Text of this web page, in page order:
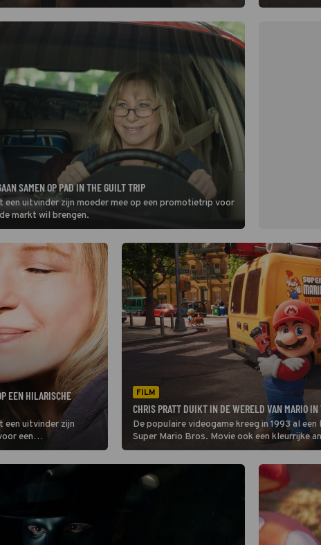
ook een
SAMEN OP PAD IN THE GUILT TRIP
een uitvinder zijn moeder mee op een promotietrip voor
markt wil brengen.
EEN HILARISCHE
een uitvinder zijn
een
wil brengen.
FILM
CHRIS PRATT DUIKT IN DE WERELD VAN MARIO IN
De populaire videogame kreeg in 1993 al
Super Mario Bros. Movie ook een kleurrijke